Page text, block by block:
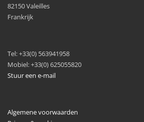
82150 Valeilles
Frankrijk
Tel: +33(0) 563941958
Mobiel: +33(0) 625055820
Stuur een e-mail
Algemene voorwaarden